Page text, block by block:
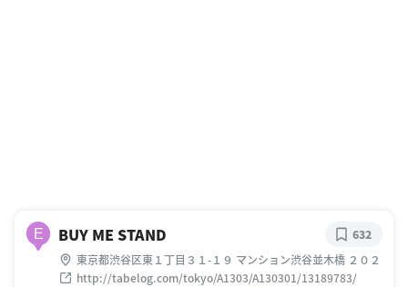
E BUY ME STAND
東京都渋谷区東１丁目３１-１９ マンション渋谷並木橋 ２０２
http://tabelog.com/tokyo/A1303/A130301/13189783/
632